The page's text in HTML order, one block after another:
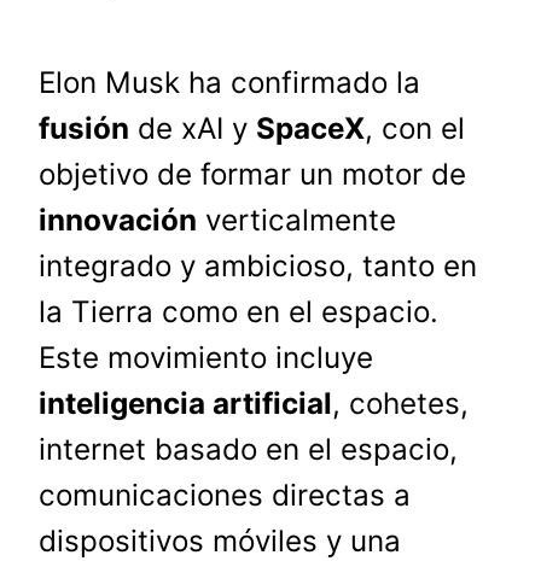
Elon Musk ha confirmado la
fusión de xAI y SpaceX, con el
objetivo de formar un motor de
innovación verticalmente
integrado y ambicioso, tanto en
la Tierra como en el espacio.
Este movimiento incluye
inteligencia artificial, cohetes,
internet basado en el espacio,
comunicaciones directas a
dispositivos móviles y una